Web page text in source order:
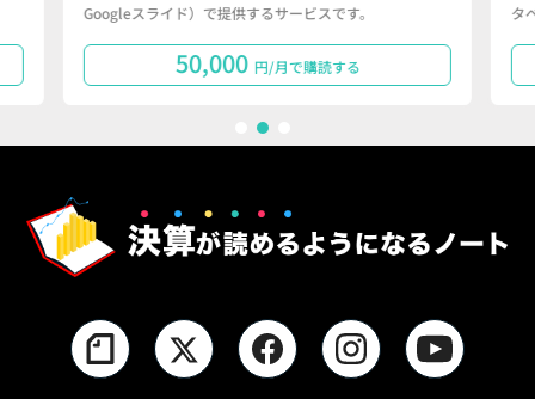
Googleスライド）で提供するサービスです。
50,000 円/月で購読する
タ